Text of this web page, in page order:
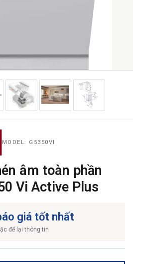
CẦU BÁO GIÁ
MODEL: G5350VI
âm toàn phần
Vi Active Plus
giá tốt nhất
để lại thông tin